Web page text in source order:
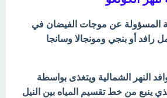
المسؤولة عن موجات الفيضان في
رافد أو بنجي ومونجالا وسانجا
النهر الشمالية ويتغذى بواسطة
ينبع من خط تقسيم المياه بين النيل